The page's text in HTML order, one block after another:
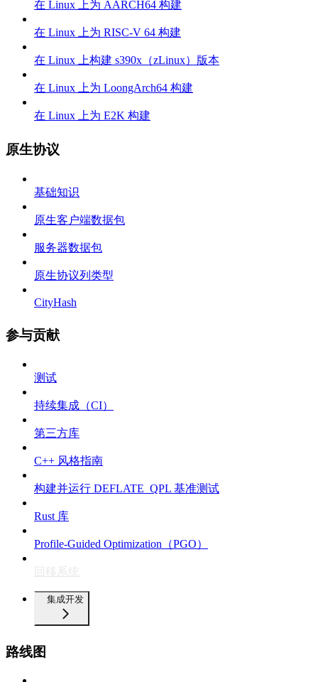
在 Linux 上为 AARCH64 构建
在 Linux 上为 RISC-V 64 构建
在 Linux 上构建 s390x（zLinux）版本
在 Linux 上为 LoongArch64 构建
在 Linux 上为 E2K 构建
原生协议
基础知识
原生客户端数据包
服务器数据包
原生协议列类型
CityHash
参与贡献
测试
持续集成（CI）
第三方库
C++ 风格指南
构建并运行 DEFLATE_QPL 基准测试
Rust 库
Profile-Guided Optimization（PGO）
回移系统
集成开发
路线图